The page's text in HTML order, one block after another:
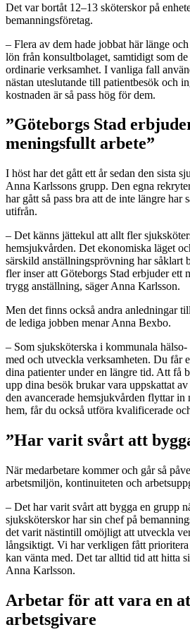
Det var bortåt 12–13 sköterskor på
bemanningsföretag.
– Flera av dem hade jobbat här länge
lön från konsultbolaget, samtidigt som
ordinarie verksamhet. I vanliga fall
nästan uteslutande till patientbesök och
kostnaden är så pass hög för dem.
”Göteborgs Stad
meningsfullt arbete”
I höst har det gått ett år sedan den sista
Anna Karlssons grupp. Den egna
har gått så pass bra att de inte längre har
utifrån.
– Det känns jättekul att allt fler
hemsjukvården. Det ekonomiska läget
särskild anställningsprövning har såklart
fler inser att Göteborgs Stad erbjuder ett
trygg anställning, säger Anna Karlsson.
Men det finns också andra anledningar
de lediga jobben menar Anna Bexbo.
– Som sjuksköterska i kommunala
med och utveckla verksamheten. Du får
dina patienter under en längre tid. Att få
upp dina besök brukar vara uppskattat
den avancerade hemsjukvården flyttar in
hem, får du också utföra kvalificerade
”Har varit svårt att
När medarbetare kommer och går så
arbetsmiljön, kontinuiteten och
– Det har varit svårt att bygga en grupp
sjuksköterskor har sin chef på
det varit nästintill omöjligt att utveckla
långsiktigt. Vi har verkligen fått
kan vänta med. Det tar alltid tid att hitta
Anna Karlsson.
Arbetar för att vara en
arbetsgivare